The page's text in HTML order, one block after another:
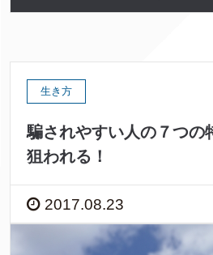
生き方
騙されやすい人の７つの
狙われる！
2017.08.23